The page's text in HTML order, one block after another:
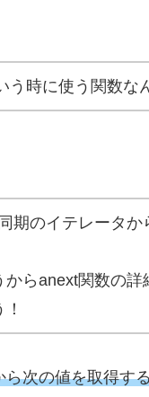
時に使う関数な
期のイテレータ
らanext関数の詳
次の値を取得す